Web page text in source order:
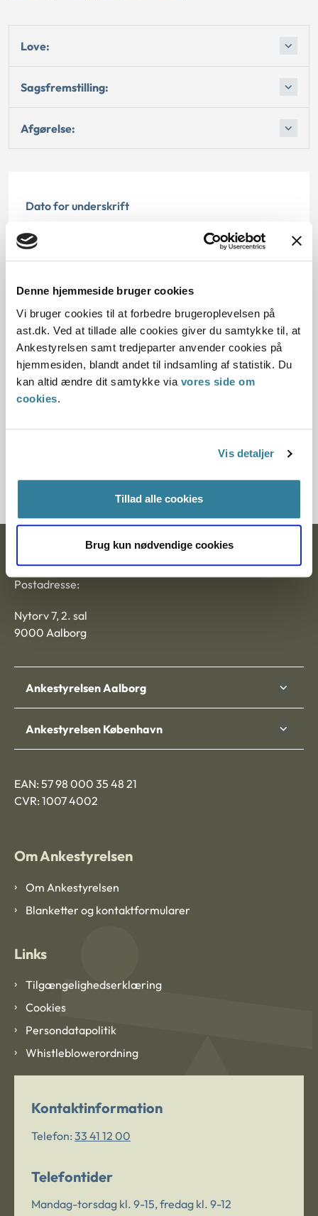
Denne hjemmeside bruger cookies
Vi bruger cookies til at forbedre brugeroplevelsen på
ast.dk. Ved at tillade alle cookies giver du samtykke til, at
Ankestyrelsen samt tredjeparter anvender cookies på
hjemmesiden, blandt andet til indsamling af statistik. Du
kan altid ændre dit samtykke via vores side om
cookies.
Vis detaljer
Tillad alle cookies
Brug kun nødvendige cookies
Love:
Sagsfremstilling:
Afgørelse:
Dato for underskrift
04.04.2003
10.07.2013
Denne principafgørelse er kasseret den 4. juli 2018,
da den ikke længere har vejledningsværdi.
Paragraf
Ankestyrelsen
Postadresse:
Nytorv 7, 2. sal
9000 Aalborg
Ankestyrelsen Aalborg
Ankestyrelsen København
EAN: 57 98 000 35 48 21
CVR: 1007 4002
Om Ankestyrelsen
Om Ankestyrelsen
Blanketter og kontaktformularer
Links
Tilgængelighedserklæring
Cookies
Persondatapolitik
Whistleblowerordning
Kontaktinformation
Telefon: 33 41 12 00
Telefontider
Mandag-torsdag kl. 9-15, fredag kl. 9-12